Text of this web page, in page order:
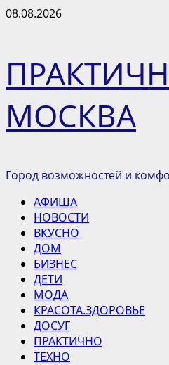
Перейти
08.08.2026
МОСКВА
Город возможностей и
Основное
меню
АФИША
НОВОСТИ
ВКУСНО
ДОМ
БИЗНЕС
ДЕТИ
МОДА
КРАСОТА.ЗДОРОВЬЕ
ДОСУГ
ПРАКТИЧНО
ТЕХНО